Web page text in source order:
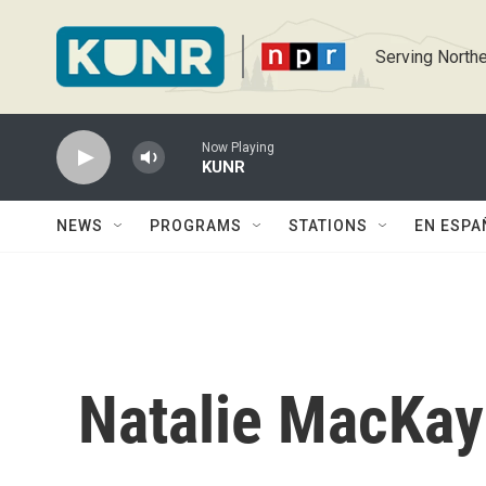
Serving
Now Playing
KUNR
NEWS PROGRAMS STATIONS EN
Natalie MacKay